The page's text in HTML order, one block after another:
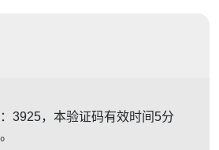
3925，本验证码有效时间5分